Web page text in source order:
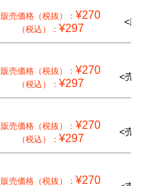
販売価格（税抜）： ¥270
（税込）： ¥297
<廃
販売価格（税抜）： ¥270
（税込）： ¥297
<売
販売価格（税抜）： ¥270
（税込）： ¥297
<売
販売価格（税抜）： ¥270